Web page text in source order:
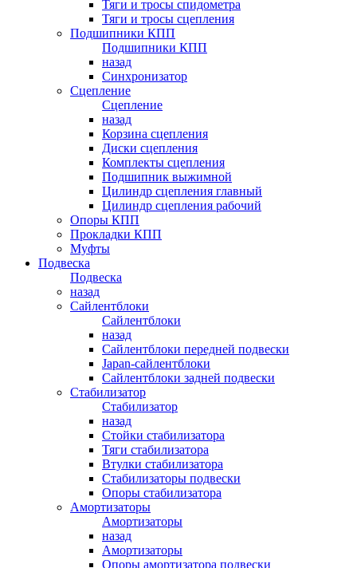
Тяги и тросы спидометра
Тяги и тросы сцепления
Подшипники КПП
Подшипники КПП
назад
Синхронизатор
Сцепление
Сцепление
назад
Корзина сцепления
Диски сцепления
Комплекты сцепления
Подшипник выжимной
Цилиндр сцепления главный
Цилиндр сцепления рабочий
Опоры КПП
Прокладки КПП
Муфты
Подвеска
Подвеска
назад
Сайлентблоки
Сайлентблоки
назад
Сайлентблоки передней подвески
Japan-сайлентблоки
Сайлентблоки задней подвески
Стабилизатор
Стабилизатор
назад
Стойки стабилизатора
Тяги стабилизатора
Втулки стабилизатора
Стабилизаторы подвески
Опоры стабилизатора
Амортизаторы
Амортизаторы
назад
Амортизаторы
Опоры амортизатора подвески